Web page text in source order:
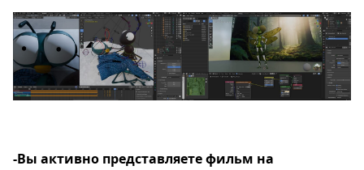
-Вы активно представляете фильм на